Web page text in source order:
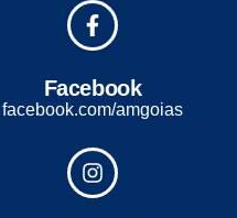
Facebook
facebook.com/amgoias